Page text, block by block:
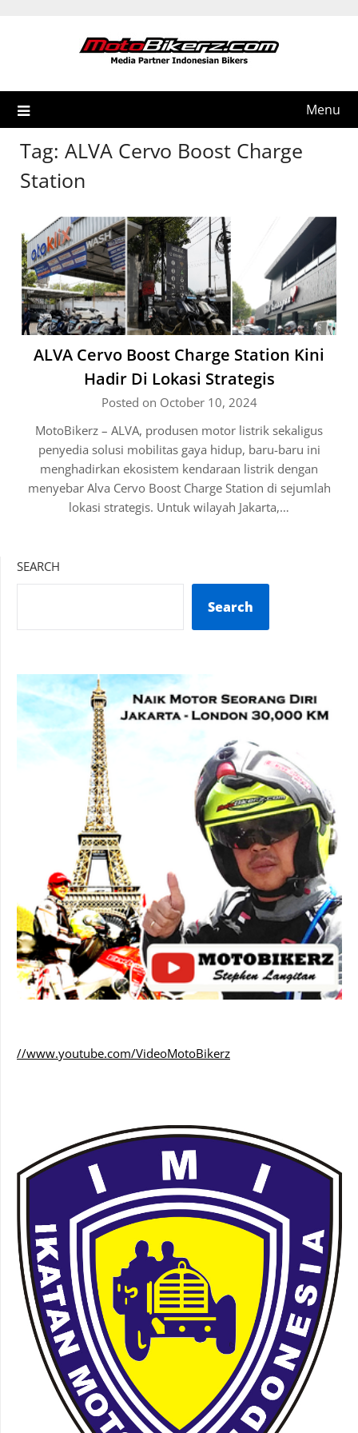
Menu
Tag: ALVA Cervo Boost Charge
Station
ALVA Cervo Boost Charge Station Kini
Hadir Di Lokasi Strategis
Posted on October 10, 2024
MotoBikerz – ALVA, produsen motor listrik sekaligus
penyedia solusi mobilitas gaya hidup, baru-baru ini
menghadirkan ekosistem kendaraan listrik dengan
menyebar Alva Cervo Boost Charge Station di sejumlah
lokasi strategis. Untuk wilayah Jakarta,…
SEARCH
Search
//www.youtube.com/VideoMotoBikerz